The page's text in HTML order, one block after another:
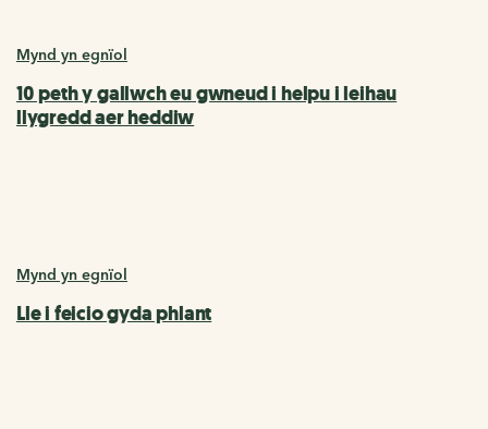
Mynd yn egnïol
10 peth y gallwch eu gwneud i helpu i leihau
llygredd aer heddiw
Mynd yn egnïol
Lle i feicio gyda phlant